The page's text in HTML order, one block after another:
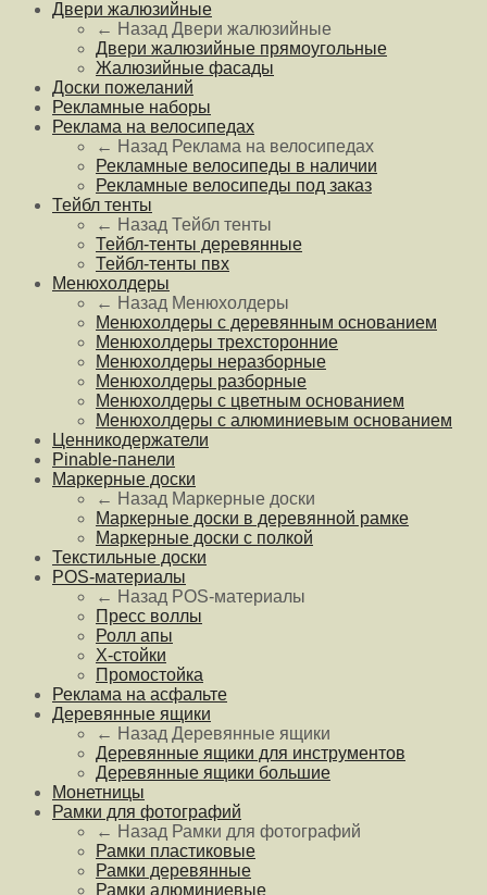
Двери жалюзийные
← Назад Двери жалюзийные
Двери жалюзийные прямоугольные
Жалюзийные фасады
Доски пожеланий
Рекламные наборы
Реклама на велосипедах
← Назад Реклама на велосипедах
Рекламные велосипеды в наличии
Рекламные велосипеды под заказ
Тейбл тенты
← Назад Тейбл тенты
Тейбл-тенты деревянные
Тейбл-тенты пвх
Менюхолдеры
← Назад Менюхолдеры
Менюхолдеры с деревянным основанием
Менюхолдеры трехсторонние
Менюхолдеры неразборные
Менюхолдеры разборные
Менюхолдеры с цветным основанием
Менюхолдеры с алюминиевым основанием
Ценникодержатели
Pinable-панели
Маркерные доски
← Назад Маркерные доски
Маркерные доски в деревянной рамке
Маркерные доски с полкой
Текстильные доски
POS-материалы
← Назад POS-материалы
Пресс воллы
Ролл апы
Х-стойки
Промостойка
Реклама на асфальте
Деревянные ящики
← Назад Деревянные ящики
Деревянные ящики для инструментов
Деревянные ящики большие
Монетницы
Рамки для фотографий
← Назад Рамки для фотографий
Рамки пластиковые
Рамки деревянные
Рамки алюминиевые